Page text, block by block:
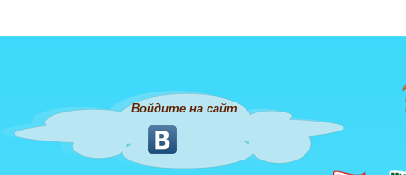
Войдите на сайт